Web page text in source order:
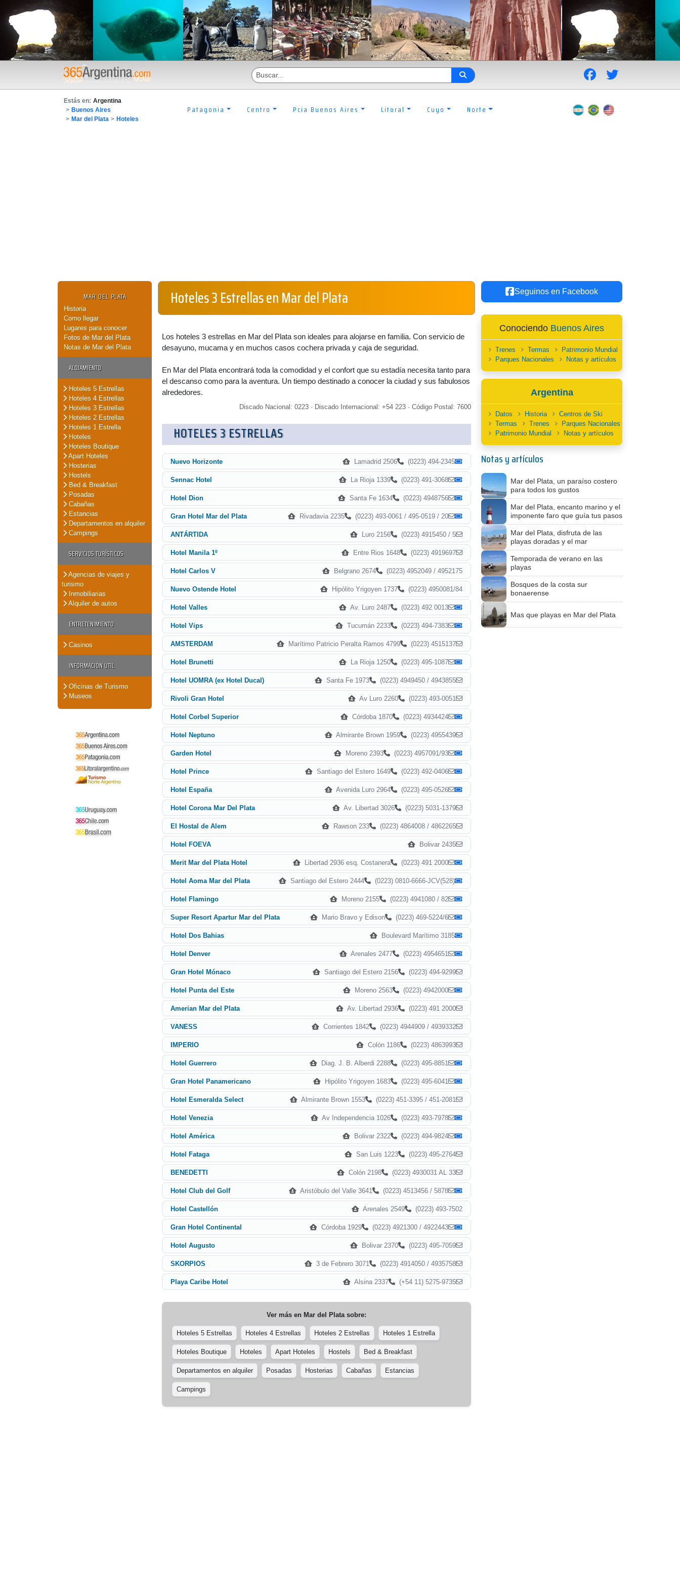
Estás en: Argentina
> Buenos Aires
> Mar del Plata > Hoteles
Patagonia Centro Pcia Buenos Aires Litoral Cuyo Norte
MAR DEL PLATA
Historia
Como llegar
Lugares para conocer
Fotos de Mar del Plata
Notas de Mar del Plata
ALOJAMIENTO
Hoteles 5 Estrellas
Hoteles 4 Estrellas
Hoteles 3 Estrellas
Hoteles 2 Estrellas
Hoteles 1 Estrella
Hoteles
Hoteles Boutique
Apart Hoteles
Hosterias
Hostels
Bed & Breakfast
Posadas
Cabañas
Estancias
Departamentos en alquiler
Campings
SERVICIOS TURÍSTICOS
Agencias de viajes y
turismo
Inmobiliarias
Alquiler de autos
ENTRETENIMIENTO
Casinos
INFORMACIÓN ÚTIL
Oficinas de Turismo
Museos
Hoteles 3 Estrellas en Mar del Plata
Los hoteles 3 estrellas en Mar del Plata son ideales para alojarse en familia. Con servicio de
desayuno, mucama y en muchos casos cochera privada y caja de seguridad.
En Mar del Plata encontrará toda la comodidad y el confort que su estadía necesita tanto para
el descanso como para la aventura. Un tiempo destinado a conocer la ciudad y sus fabulosos
alrededores.
Discado Nacional: 0223 · Discado Internacional: +54 223 · Código Postal: 7600
HOTELES 3 ESTRELLAS
Nuevo Horizonte Lamadrid 2506 (0223) 494-2345
Sennac Hotel La Rioja 1339 (0223) 491-3068
Hotel Dion Santa Fe 1634 (0223) 4948756
Gran Hotel Mar del Plata Rivadavia 2235 (0223) 493-0061 / 495-0519 / 20
ANTÁRTIDA Luro 2156 (0223) 4915450 / 5
Hotel Manila 1º Entre Rios 1648 (0223) 4919697
Hotel Carlos V Belgrano 2674 (0223) 4952049 / 4952175
Nuevo Ostende Hotel Hipólito Yrigoyen 1737 (0223) 4950081/84
Hotel Valles Av. Luro 2487 (0223) 492 0013
Hotel Vips Tucumán 2233 (0223) 494-7383
AMSTERDAM Marítimo Patricio Peralta Ramos 4799 (0223) 4515137
Hotel Brunetti La Rioja 1250 (0223) 495-1087
Hotel UOMRA (ex Hotel Ducal) Santa Fe 1973 (0223) 4949450 / 4943855
Rivoli Gran Hotel Av Luro 2260 (0223) 493-0051
Hotel Corbel Superior Córdoba 1870 (0223) 4934424
Hotel Neptuno Almirante Brown 1959 (0223) 4955439
Garden Hotel Moreno 2393 (0223) 4957091/93
Hotel Prince Santiago del Estero 1649 (0223) 492-0406
Hotel España Avenida Luro 2964 (0223) 495-0526
Hotel Corona Mar Del Plata Av. Libertad 3026 (0223) 5031-1379
El Hostal de Alem Rawson 233 (0223) 4864008 / 4862265
Hotel FOEVA Bolivar 2435
Merit Mar del Plata Hotel Libertad 2936 esq. Costanera (0223) 491 2000
Hotel Aoma Mar del Plata Santiago del Estero 2444 (0223) 0810-6666-JCV(528)
Hotel Flamingo Moreno 2155 (0223) 4941080 / 82
Super Resort Apartur Mar del Plata Mario Bravo y Edison (0223) 469-5224/6
Hotel Dos Bahias Boulevard Marítimo 3185
Hotel Denver Arenales 2477 (0223) 4954651
Gran Hotel Mónaco Santiago del Estero 2156 (0223) 494-9299
Hotel Punta del Este Moreno 2563 (0223) 4942000
Amerian Mar del Plata Av. Libertad 2936 (0223) 491 2000
VANESS Corrientes 1842 (0223) 4944909 / 4939332
IMPERIO Colón 1186 (0223) 4863993
Hotel Guerrero Diag. J. B. Alberdi 2288 (0223) 495-8851
Gran Hotel Panamericano Hipólito Yrigoyen 1683 (0223) 495-6041
Hotel Esmeralda Select Almirante Brown 1553 (0223) 451-3395 / 451-2081
Hotel Venezia Av Independencia 1026 (0223) 493-7978
Hotel América Bolivar 2322 (0223) 494-9824
Hotel Fataga San Luis 1223 (0223) 495-2764
BENEDETTI Colón 2198 (0223) 4930031 AL 33
Hotel Club del Golf Aristóbulo del Valle 3641 (0223) 4513456 / 5878
Hotel Castellón Arenales 2549 (0223) 493-7502
Gran Hotel Continental Córdoba 1929 (0223) 4921300 / 4922443
Hotel Augusto Bolivar 2370 (0223) 495-7059
SKORPIOS 3 de Febrero 3071 (0223) 4914050 / 4935758
Playa Caribe Hotel Alsina 2337 (+54 11) 5275-9735
Ver más en Mar del Platasobre:
Hoteles 5 Estrellas Hoteles 4 Estrellas Hoteles 2 Estrellas Hoteles 1 Estrella
Hoteles Boutique Hoteles Apart Hoteles Hostels Bed & Breakfast
Departamentos en alquiler Posadas Hosterias Cabañas Estancias
Campings
Seguinos en Facebook
Conociendo Buenos Aires
Trenes Termas
Patrimonio Mundial
Parques Nacionales
Notas y artículos
Argentina
Datos Historia
Centros de Ski
Termas
Trenes
Parques Nacionales
Patrimonio Mundial
Notas y artículos
Notas y artículos
Mar del Plata, un paraíso costero
para todos los gustos
Mar del Plata, encanto marino y el
imponente faro que guía tus pasos
Mar del Plata, disfruta de las
playas doradas y el mar
Temporada de verano en las
playas
Bosques de la costa sur
bonaerense
Mas que playas en Mar del Plata